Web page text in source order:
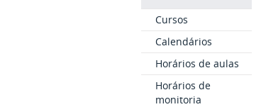
Cursos
Calendários
Horários de aulas
Horários de
monitoria